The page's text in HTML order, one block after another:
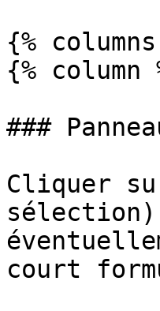
{%
{% column
###
Cliquer
court